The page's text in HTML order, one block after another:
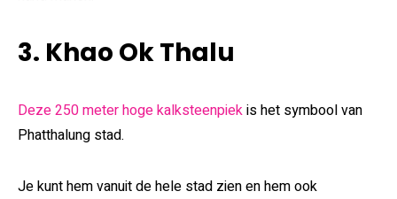
3. Khao Ok Thalu
Deze 250 meter hoge kalksteenpiekis het symbool van
Phatthalung stad.
Je kunt hem vanuit de hele stad zien en hem ook